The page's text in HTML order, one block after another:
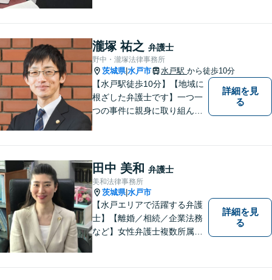
瀧塚 祐之 弁護士
野中・瀧塚法律事務所
茨城県|水戸市 水戸駅 から徒歩10分
【水戸駅徒歩10分】【地域に
根ざした弁護士です】一つ一
つの事件に親身に取り組んで
把握した上で、正当な権利を
守るために丁寧な対応を致し
ます。
詳細を見
る
田中 美和 弁護士
美和法律事務所
茨城県|水戸市
【水戸エリアで活躍する弁護
士】【離婚／相続／企業法務
など】女性弁護士複数所属／
援すべく、多面的にサポート
詳細を見
る